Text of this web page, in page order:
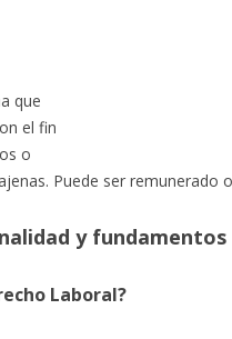
que
el fin
o
Puede ser remunerado
y fundamentos
Laboral?